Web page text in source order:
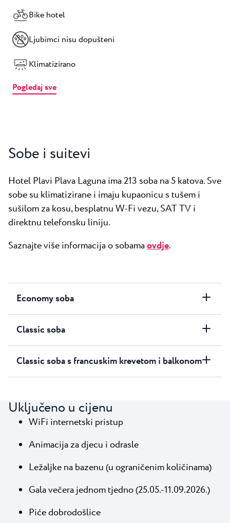
Bike hotel
Ljubimci nisu dopušteni
Klimatizirano
Pogledaj sve
Sobe i suitevi
Hotel Plavi Plava Laguna ima 213 soba na 5 katova. Sve
sobe su klimatizirane i imaju kupaonicu s tušem i
sušilom za kosu, besplatnu W-Fi vezu, SAT TV i
direktnu telefonsku liniju.
Saznajte više informacija o sobamaovdje.
Economy soba
Classic soba
Classic soba s francuskim krevetom i balkonom
Uključeno u cijenu
WiFi internetski pristup
Animacija za djecu i odrasle
Ležaljke na bazenu (u ograničenim količinama)
Gala večera jednom tjedno (25.05.-11.09.2026.)
Piće dobrodošlice